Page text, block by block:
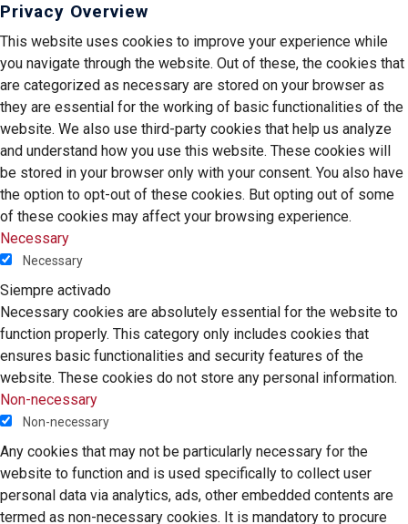
Privacy Overview
This website uses cookies to improve your experience while
you navigate through the website. Out of these, the cookies that
are categorized as necessary are stored on your browser as
they are essential for the working of basic functionalities of the
website. We also use third-party cookies that help us analyze
and understand how you use this website. These cookies will
be stored in your browser only with your consent. You also have
the option to opt-out of these cookies. But opting out of some
of these cookies may affect your browsing experience.
Necessary
Necessary
Siempre activado
Necessary cookies are absolutely essential for the website to
function properly. This category only includes cookies that
ensures basic functionalities and security features of the
website. These cookies do not store any personal information.
Non-necessary
Non-necessary
Any cookies that may not be particularly necessary for the
website to function and is used specifically to collect user
personal data via analytics, ads, other embedded contents are
termed as non-necessary cookies. It is mandatory to procure